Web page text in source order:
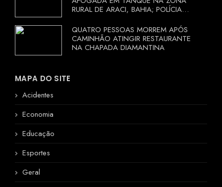
RURAL DE ARACI, BAHIA; POLÍCIA
QUATRO PESSOAS MORREM APÓS
CAMINHÃO ATINGIR RESTAURANTE
NA CHAPADA DIAMANTINA
MAPA DO SITE
Acidentes
Economia
Educação
Esportes
Geral